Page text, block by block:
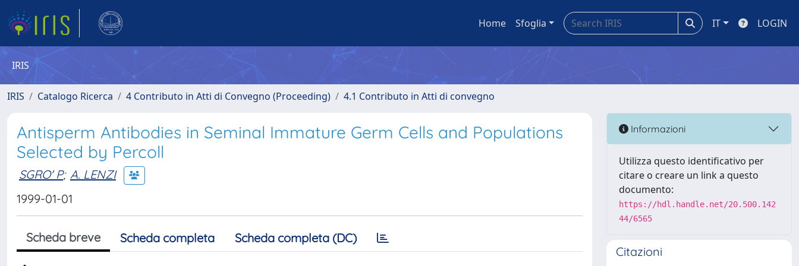
Home Sfoglia IT LOGIN
IRIS
IRIS Catalogo Ricerca 4 Contributo in Atti di Convegno (Proceeding) 4.1 Contributo in Atti di convegno
Antisperm Antibodies in Seminal Immature Germ Cells and Populations
Selected by Percoll
SGRO' P; A. LENZI
1999-01-01
Scheda breve Scheda completa Scheda completa (DC)
Informazioni
Utilizza questo identificativo per
citare o creare un link a questo
documento:
https://hdl.handle.net/20.500.142
44/6565
Citazioni